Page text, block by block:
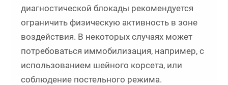
диагностической блокады рекомендуется
ограничить физическую активность в зоне
воздействия. В некоторых случаях может
потребоваться иммобилизация, например, с
использованием шейного корсета, или
соблюдение постельного режима.